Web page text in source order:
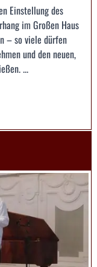
Einstellung des
im Großen Haus
– so viele dürfen
und den neuen,
...